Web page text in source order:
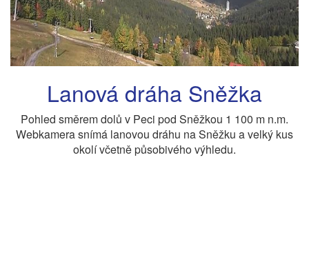
Lanová dráha Sněžka
Pohled směrem dolů v Peci pod Sněžkou 1 100 m n.m.
Webkamera snímá lanovou dráhu na Sněžku a velký kus
okolí včetně působivého výhledu.